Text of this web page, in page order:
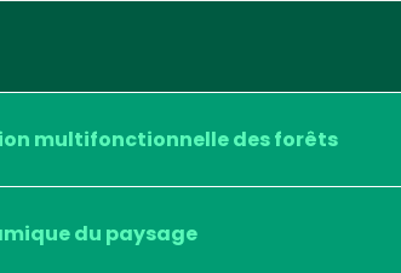
multifonctionnelle des forêts
du paysage